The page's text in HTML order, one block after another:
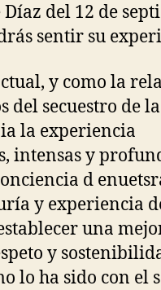
del 12 de
sentir su
y como la
del secuestro de la
la experiencia
intensas y
d
y experiencia
una
y
lo ha sido con el